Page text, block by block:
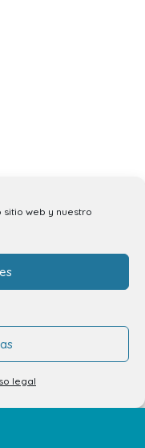
web y nuestro
legal